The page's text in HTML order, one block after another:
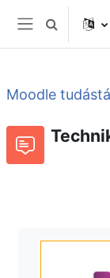
Tovább a fő
Oldalpanel
Keresési